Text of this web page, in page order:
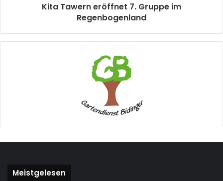
Kita Tawern eröffnet 7. Gruppe im
Regenbogenland
Meistgelesen